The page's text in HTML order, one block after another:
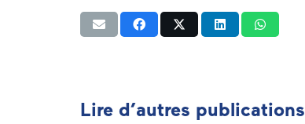
Lire d’autres publications